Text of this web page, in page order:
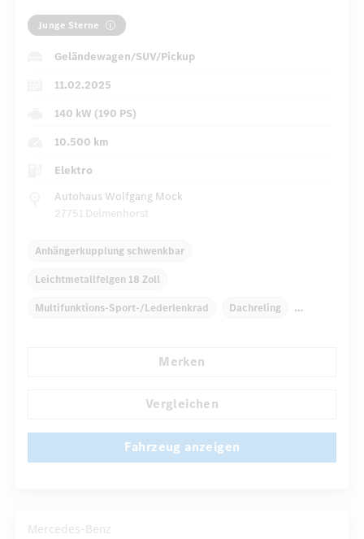
Junge Sterne
Geländewagen/SUV/Pickup
11.02.2025
140 kW (190 PS)
10.500 km
Elektro
Autohaus Wolfgang Mock
27751 Delmenhorst
Anhängerkupplung schwenkbar
Leichtmetallfelgen 18 Zoll
Multifunktions-Sport-/Lederlenkrad Dachreling
Armauflage hinten
Merken
Vergleichen
Fahrzeug anzeigen
Mercedes-Benz